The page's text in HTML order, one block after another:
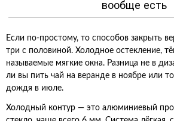
вообще есть
Если по-простому, то способов закрыть
три с половиной. Холодное остекление,
называемые мягкие окна. Разница не в
ли вы пить чай на веранде в ноябре или
дождя в июле.
Холодный контур — это алюминиевый